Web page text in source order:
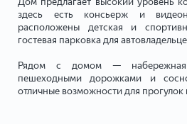
здесь есть консьерж и
расположены детская и
гостевая парковка для
Рядом с домом —
пешеходными дорожками и
отличные возможности для прогулок